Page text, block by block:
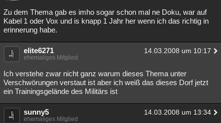
Lesenswert Schlüsselwörter
Zu dem Thema gab es imho sogar schon mal ne Doku, war auf
Kabel 1 oder Vox und is knapp 1 Jahr her wenn ich das richtig in
erinnerung habe.
elite6271 14.03.2008 um 10:17
ehemaliges Mitglied
Ich verstehe zwar nicht ganz warum dieses Thema unter
Verschwörungen verstaut ist aber ich weiß das dieses Dorf jetzt
ein Trainingsgelände des Militärs ist
sunny5 14.03.2008 um 13:34
ehemaliges Mitglied